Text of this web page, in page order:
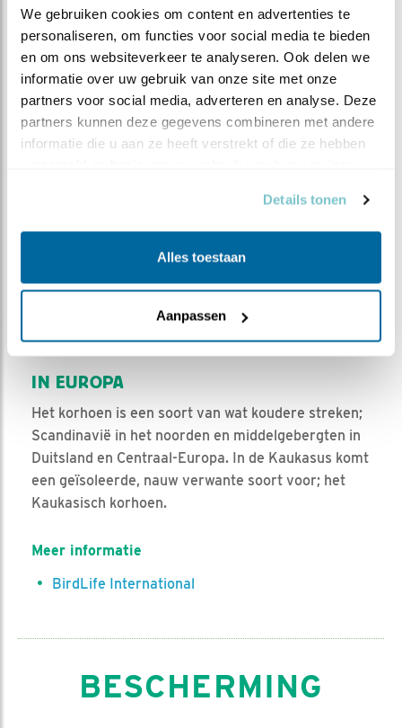
We gebruiken cookies om content en advertenties te
personaliseren, om functies voor social media te bieden
en om ons websiteverkeer te analyseren. Ook delen we
informatie over uw gebruik van onze site met onze
partners voor social media, adverteren en analyse. Deze
partners kunnen deze gegevens combineren met andere
informatie die u aan ze heeft verstrekt of die ze hebben
Details tonen
Alles toestaan
Aanpassen
Leaflet| Powered byEsri| ©OpenStreetMapcontributors ©CARTO
Nederland waar nog wilde korhoenders te zien zijn.
In de voorjaarsperiode maak je kans op een
waarneming vanaf de 'toeristenweg' over de
IN EUROPA
Het korhoen is een soort van wat koudere streken;
Scandinavië in het noorden en middelgebergten in
Duitsland en Centraal-Europa. In de Kaukasus komt
een geïsoleerde, nauw verwante soort voor; het
Kaukasisch korhoen.
Meer informatie
BirdLife International
BESCHERMING